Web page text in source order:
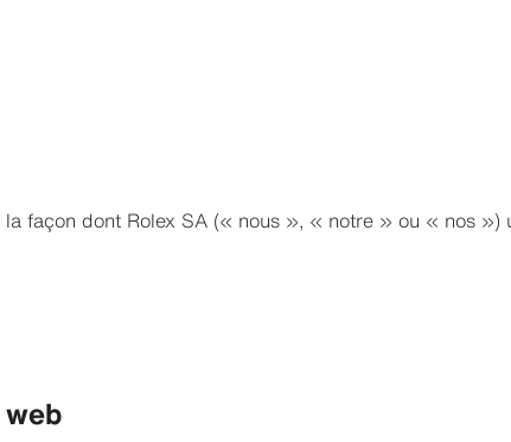
façon dont Rolex SA (« nous », « notre » ou « nos »)